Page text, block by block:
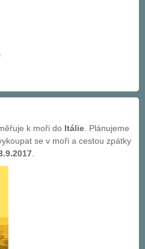
k moři do Itálie . Plánujeme
se v moři a cestou zpátky